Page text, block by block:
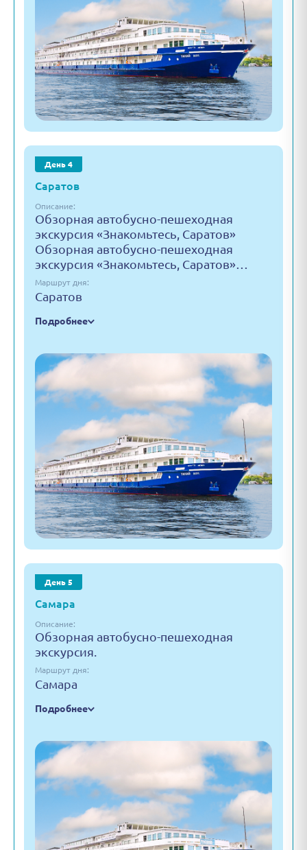
День 4
Саратов
Описание:
Обзорная автобусно-пешеходная
экскурсия «Знакомьтесь, Саратов»
Обзорная автобусно-пешеходная
экскурсия «Знакомьтесь, Саратов»…
Маршрут дня:
Саратов
Подробнее
День 5
Самара
Описание:
Обзорная автобусно-пешеходная
экскурсия.
Маршрут дня:
Самара
Подробнее